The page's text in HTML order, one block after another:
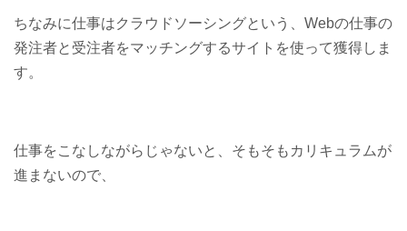
ちなみに仕事はクラウドソーシングという、Webの仕事の
発注者と受注者をマッチングするサイトを使って獲得しま
す。
仕事をこなしながらじゃないと、そもそもカリキュラムが
進まないので、